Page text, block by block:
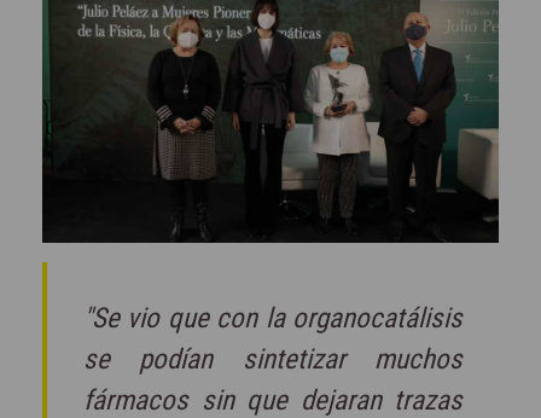
"Se vio que con la organocatálisis
se podían sintetizar muchos
fármacos sin que dejaran trazas